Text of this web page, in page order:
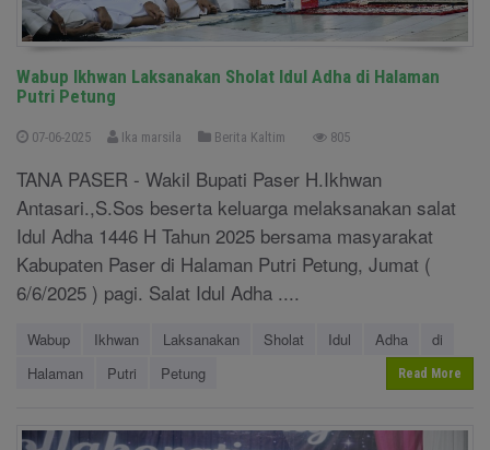
Wabup Ikhwan Laksanakan Sholat Idul Adha di Halaman
Putri Petung
07-06-2025 Ika marsila Berita Kaltim 805
TANA PASER - Wakil Bupati Paser H.Ikhwan
Antasari.,S.Sos beserta keluarga melaksanakan salat
Idul Adha 1446 H Tahun 2025 bersama masyarakat
Kabupaten Paser di Halaman Putri Petung, Jumat (
6/6/2025 ) pagi. Salat Idul Adha ....
Wabup Ikhwan Laksanakan Sholat Idul Adha
di
Halaman
Putri Petung Read More